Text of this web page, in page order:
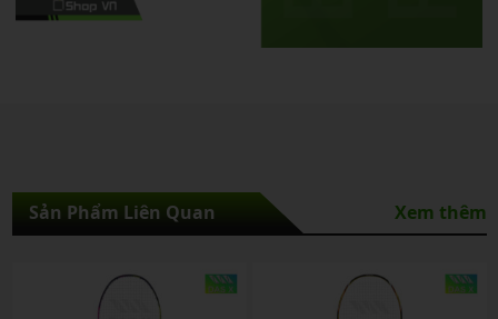
Sản Phẩm Liên Quan Xem thêm